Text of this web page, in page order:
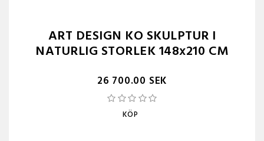
ART DESIGN KO SKULPTUR I
NATURLIG STORLEK 148x210 CM
26 700.00 SEK
KÖP